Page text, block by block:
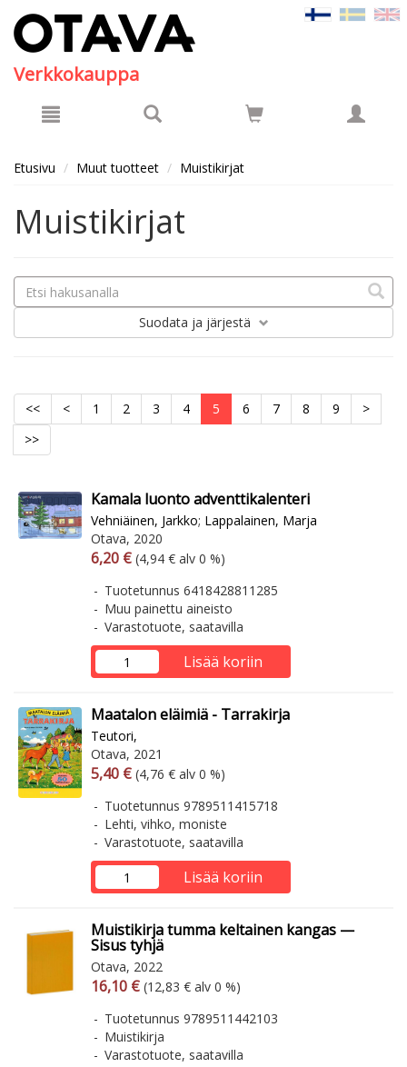
Verkkokauppa
Etusivu Muut tuotteet Muistikirjat
Muistikirjat
Suodata ja järjestä
<< < 1 2 3 4 5 6 7 8 9
>
>>
Kamala luonto adventtikalenteri
Vehniäinen, Jarkko; Lappalainen, Marja
Otava, 2020
Arvonlisäverollinen hinta
6,20 € Arvonlisäveroton hinta
(4,94 € alv 0 %)
Tuotetunnus 6418428811285
Muu painettu aineisto
Varastotuote, saatavilla
Lisää koriin
Maatalon eläimiä - Tarrakirja
Teutori,
Otava, 2021
Arvonlisäverollinen hinta
5,40 € Arvonlisäveroton hinta
(4,76 € alv 0 %)
Tuotetunnus 9789511415718
Lehti, vihko, moniste
Varastotuote, saatavilla
Lisää koriin
Muistikirja tumma keltainen kangas —
Sisus tyhjä
Otava, 2022
Arvonlisäverollinen hinta
16,10 € Arvonlisäveroton hinta
(12,83 € alv 0 %)
Tuotetunnus 9789511442103
Muistikirja
Varastotuote, saatavilla